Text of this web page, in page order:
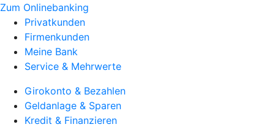
Zum Onlinebanking
Privatkunden
Firmenkunden
Meine Bank
Service & Mehrwerte
Girokonto & Bezahlen
Geldanlage & Sparen
Kredit & Finanzieren